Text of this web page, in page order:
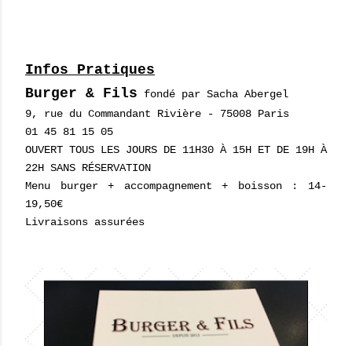
Infos Pratiques
Burger & Fils fondé par Sacha Abergel
9, rue du Commandant Rivière - 75008 Paris
01 45 81 15 05
OUVERT TOUS LES JOURS DE 11H30 À 15H ET DE 19H À
22H SANS RÉSERVATION
Menu burger + accompagnement + boisson : 14-
19,50€
Livraisons assurées